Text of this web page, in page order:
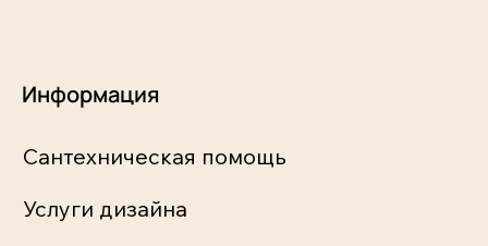
Информация
Сантехническая помощь
Услуги дизайна